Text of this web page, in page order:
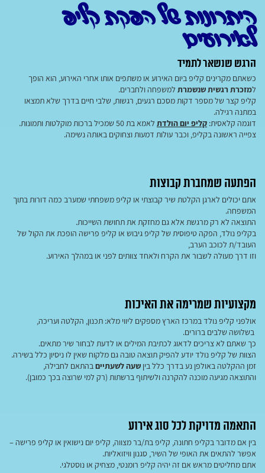
היתרונות של הפקת קליפ
לאירועים
הרגש שנשאר לתמיד
כשאתם מקרינים קליפ ביום האירוע או משתפים אותו אחרי האירוע, הוא הופך
למזכרת רגשית שנשמרת למשפחה ולחברים.
קליפ קצר של מספר דקות מסכם רגעים, רגשות, שלבי חיים בדרך שלא תמצאו
במתנה רגילה.
דוגמה קלאסית: קליפ יום הולדת
לאמא בת 50 שמכיל ברכות מוקלטות ותמונות.
צפייה ראשונה בקליפ, וכבר עולות דמעות וצחוקים באותה נשימה.
הפתעה שמחברת קבוצות
אתם יכולים לארגן הקלטת שיר קבוצתי או קליפ משפחתי שמערב כמה דורות בתוך
המשפחה.
התוצאה לא רק מרגשת אלא גם מחזקת את תחושת השייכות.
בקליפ נולד, הפקה טיפוסית של קליפ גיבוש או קליפ פרישה הופכת את הקול של
העובד/ת לכוכב הערב,
וזו דרך מעולה לשבור את הקרח ולאחד צוותים לפני או במהלך האירוע.
מקצועיות שמרימה את האיכות
אולפני קליפ נולד במרכז הארץ מספקים ליווי מלא: תכנון, הקלטה ועריכה,
בשלושה שלבים ברורים.
כך שאתם לא צריכים לדאוג לכתיבת המילים או לדעת לבחור שיר מתאים.
הצוות של קליפ נולד יודע להפיק תוצאה טובה גם מלקוח שאין לו ניסיון כלל בשירה.
זמן ההקלטה באולפן נע בדרך כלל בין שעה לשעתייםבהתאם לחבילה,
והתוצאה מגיעה מוכנה להקרנה ולשיתוף ברשתות (רק למי שרוצה בכך כמובן).
התאמה מדויקת לכל סוג אירוע
בין אם מדובר בקליפ חתונה, קליפ בת/בר מצווה, קליפ יום נישואין או קליפ פרישה –
אפשר להתאים את האופי של השיר, סגנון וויזואליות.
אתם מחליטים מראש אם זה יהיה קליפ רומנטי, מצחיק או נוסטלגי.